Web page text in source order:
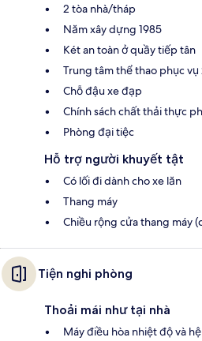
2 tòa nhà/tháp
Năm xây dựng 1985
Két an toàn ở quầy tiếp tân
Trung tâm thể thao phục vụ
Chỗ đậu xe đạp
Chính sách chất thải thực
Phòng đại tiệc
Hỗ trợ người khuyết tật
Có lối đi dành cho xe lăn
Thang máy
Chiều rộng cửa thang máy
Tiện nghi phòng
Thoải mái như tại nhà
Máy điều hòa nhiệt độ và